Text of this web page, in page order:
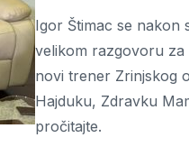
Igor Štimac se nakon
velikom razgovoru
novi trener Zrinjskog
Hajduku, Zdravku
pročitajte.